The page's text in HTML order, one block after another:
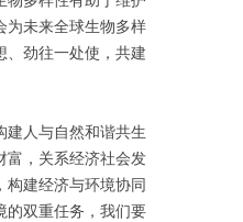
为未来全球生物多样
、劲往一处使，共建
建人与自然和谐共生
富，关系经济社会发
构建经济与环境协同
的双重任务，我们要